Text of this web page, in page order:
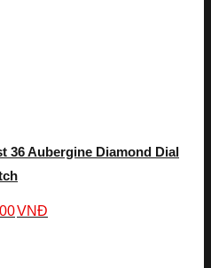
36 Aubergine Diamond Dial
VNĐ